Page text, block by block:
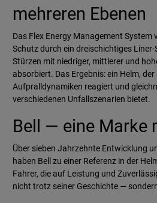
mehreren Ebenen
Das Flex Energy Management System
Schutz durch ein dreischichtiges Liner-
Stürzen mit niedriger, mittlerer und
absorbiert. Das Ergebnis: ein Helm,
Aufpralldynamiken reagiert und
verschiedenen Unfallszenarien bietet.
Bell — eine Marke
Über sieben Jahrzehnte Entwicklung
haben Bell zu einer Referenz in der
Fahrer, die auf Leistung und
nicht trotz seiner Geschichte —